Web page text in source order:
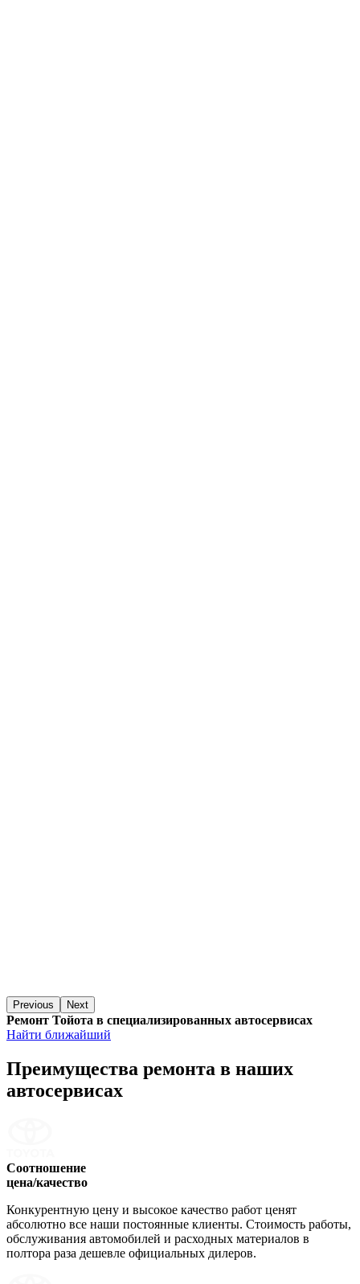
Previous Next
Ремонт Тойота в специализированных автосервисах
Найти ближайший
Преимущества ремонта в наших
автосервисах
Соотношение
цена/качество
Конкурентную цену и высокое качество работ ценят
абсолютно все наши постоянные клиенты. Стоимость работы,
обслуживания автомобилей и расходных материалов в
полтора раза дешевле официальных дилеров.